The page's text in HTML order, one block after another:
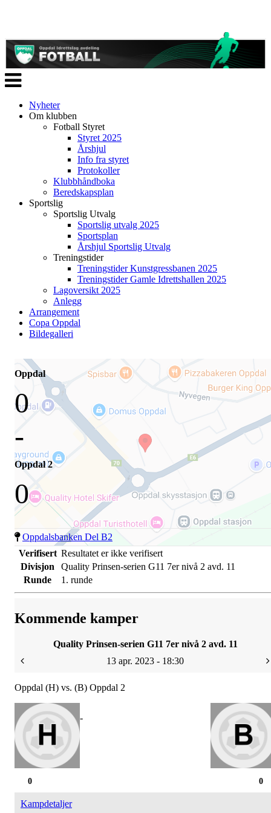
Veksle
navigasjon
Nyheter
Om klubben
Fotball Styret
Styret 2025
Årshjul
Info fra styret
Protokoller
Klubbhåndboka
Beredskapsplan
Sportslig
Sportslig Utvalg
Sportslig utvalg 2025
Sportsplan
Årshjul Sportslig Utvalg
Treningstider
Treningstider Kunstgressbanen 2025
Treningstider Gamle Idrettshallen 2025
Lagoversikt 2025
Anlegg
Arrangement
Copa Oppdal
Bildegalleri
Oppdal
0
-
Oppdal 2
0
Oppdalsbanken Del B2
Verifisert Resultatet er ikke verifisert
Divisjon
Quality Prinsen-serien G11 7er nivå 2 avd. 11
Runde
1. runde
Kommende kamper
Quality Prinsen-serien G11 7er nivå 2 avd. 11
13 apr. 2023 - 18:30
Oppdal (H) vs. (B) Oppdal 2
-
0
0
Kampdetaljer